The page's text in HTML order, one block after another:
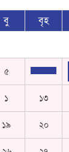
বু বৃহ
৫
১ ১৩
১৯ ২০